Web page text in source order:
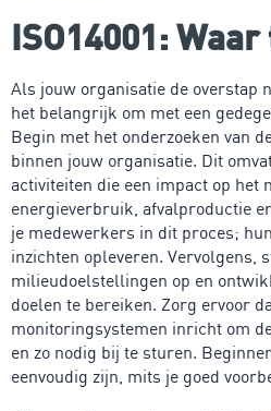
ISO14001:
Als jouw organisatie de overstap
het belangrijk om met een
Begin met het onderzoeken van
binnen jouw organisatie. Dit
activiteiten die een impact op het
energieverbruik, afvalproductie
je medewerkers in dit proces;
inzichten opleveren. Vervolgens,
milieudoelstellingen op en
doelen te bereiken. Zorg ervoor
monitoringsystemen inricht om
en zo nodig bij te sturen.
eenvoudig zijn, mits je goed